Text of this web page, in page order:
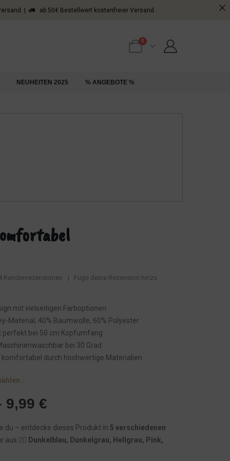
| 🚛 ab 50€ Bestellwert kostenfreier Versand
0
NEUHEITEN 2025 % ANGEBOTE %
Kundenrezensionen | Füge deine Rezension hinzu
mit vielseitigen Farboptionen
Material, 40% Baumwolle, 60% Polyester
perfekt bei 50 cm Kopfumfang
bei 30 Grad
komfortabel durch hochwertige Materialien
9,99 €
du – entdecke dieses Produkt in 5 verschiedenen
aus 👉🏾 Dunkelblau, Dunkelgrau, Hellgrau, Pink,